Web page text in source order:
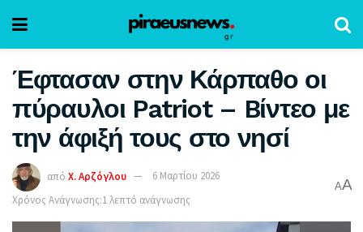
Έφτασαν στην Κάρπαθο οι
πύραυλοι Patriot – Bίντεο με
την άφιξή τους στο νησί
από Χ. Αρζόγλου
6 Μαρτίου 2026
Χρόνος Ανάγνωσης:1 λεπτό ανάγνωσης
AA